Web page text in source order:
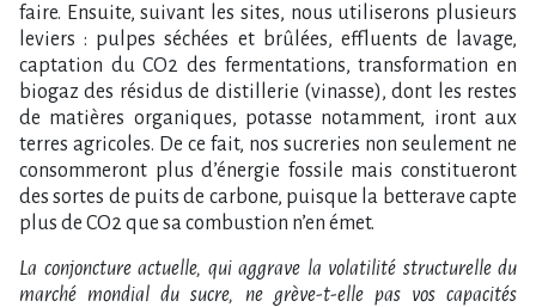
faire. Ensuite, suivant les sites, nous utiliserons plusieurs
leviers : pulpes séchées et brûlées, effluents de lavage,
captation du CO2 des fermentations, transformation en
biogaz des résidus de distillerie (vinasse), dont les restes
de matières organiques, potasse notamment, iront aux
terres agricoles. De ce fait, nos sucreries non seulement ne
consommeront plus d’énergie fossile mais constitueront
des sortes de puits de carbone, puisque la betterave capte
plus de CO2 que sa combustion n’en émet.
La conjoncture actuelle, qui aggrave la volatilité structurelle du
marché mondial du sucre, ne grève-t-elle pas vos capacités